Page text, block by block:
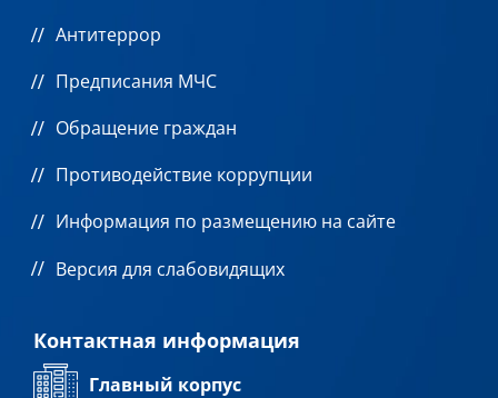
Антитеррор
Предписания МЧС
Обращение граждан
Противодействие коррупции
Информация по размещению на сайте
Версия для слабовидящих
Контактная информация
Главный корпус